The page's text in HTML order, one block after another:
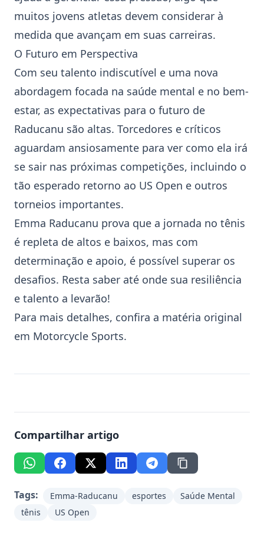
muitos jovens atletas devem considerar à
medida que avançam em suas carreiras.
O Futuro em Perspectiva
Com seu talento indiscutível e uma nova
abordagem focada na saúde mental e no bem-
estar, as expectativas para o futuro de
Raducanu são altas. Torcedores e críticos
aguardam ansiosamente para ver como ela irá
se sair nas próximas competições, incluindo o
tão esperado retorno ao US Open e outros
torneios importantes.
Emma Raducanu prova que a jornada no tênis
é repleta de altos e baixos, mas com
determinação e apoio, é possível superar os
desafios. Resta saber até onde sua resiliência
e talento a levarão!
Para mais detalhes, confira a matéria original
em Motorcycle Sports.
Compartilhar artigo
Tags: Emma-Raducanu esportes
Saúde Mental
tênis
US Open